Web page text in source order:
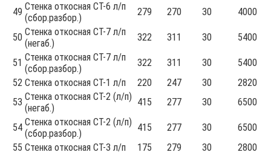
49 Стенка откосная СТ-6 л/п
(сбор.разбор.)
279 270 30 4000
50 Стенка откосная СТ-7 л/п
(негаб.)
322 311 30 5400
51 Стенка откосная СТ-7 л/п
(сбор.разбор.)
322 311 30
5400
52 Стенка откосная СТ-1 л/п 220 247 30
2820
53 Стенка откосная СТ-2 (л/п)
(негаб.)
415 277 30 6500
54 Стенка откосная СТ-2 (л/п)
(сбор.разбор.)
415 277 30
6500
55 Стенка откосная СТ-3 л/п 175 279 30
2800